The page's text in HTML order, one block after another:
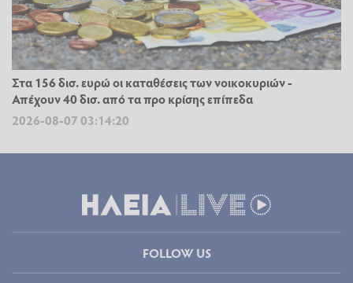
Στα 156 δισ. ευρώ οι καταθέσεις των νοικοκυριών -
Απέχουν 40 δισ. από τα προ κρίσης επίπεδα
2026-08-07 03:14:20
FOLLOW US